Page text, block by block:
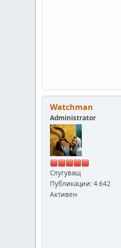
Watchman
Administrator
Слугуващ
Публикации: 4 642
Активен